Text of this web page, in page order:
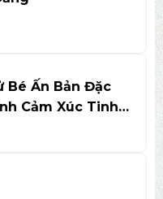
Bé Ấn Bản Đặc
Cảm Xúc Tinh